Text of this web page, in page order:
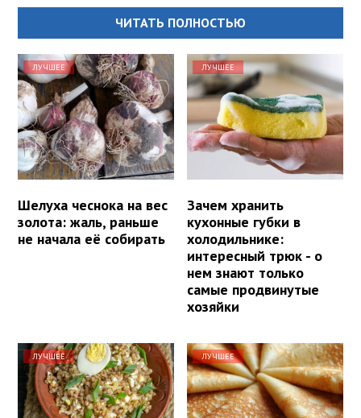
ЧИТАТЬ ПОЛНОСТЬЮ
ЛУЧШЕЕ
Шелуха чеснока на вес
золота: жаль, раньше
не начала её собирать
ЛУЧШЕЕ
Зачем хранить
кухонные губки в
холодильнике:
интересный трюк - о
нем знают только
самые продвинутые
хозяйки
ЛУЧШЕЕ ЛУЧШЕЕ